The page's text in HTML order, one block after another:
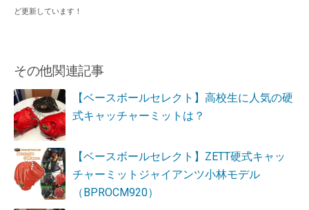
ど更新しています！
その他関連記事
【ベースボールセレクト】高校生に人気の硬
式キャッチャーミットは？
【ベースボールセレクト】ZETT硬式キャッ
チャーミットジャイアンツ小林モデル
（BPROCM920）